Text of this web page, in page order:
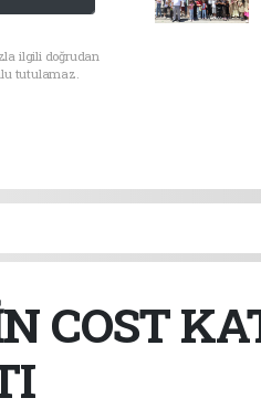
ilgili doğrudan
tutulamaz.
COST